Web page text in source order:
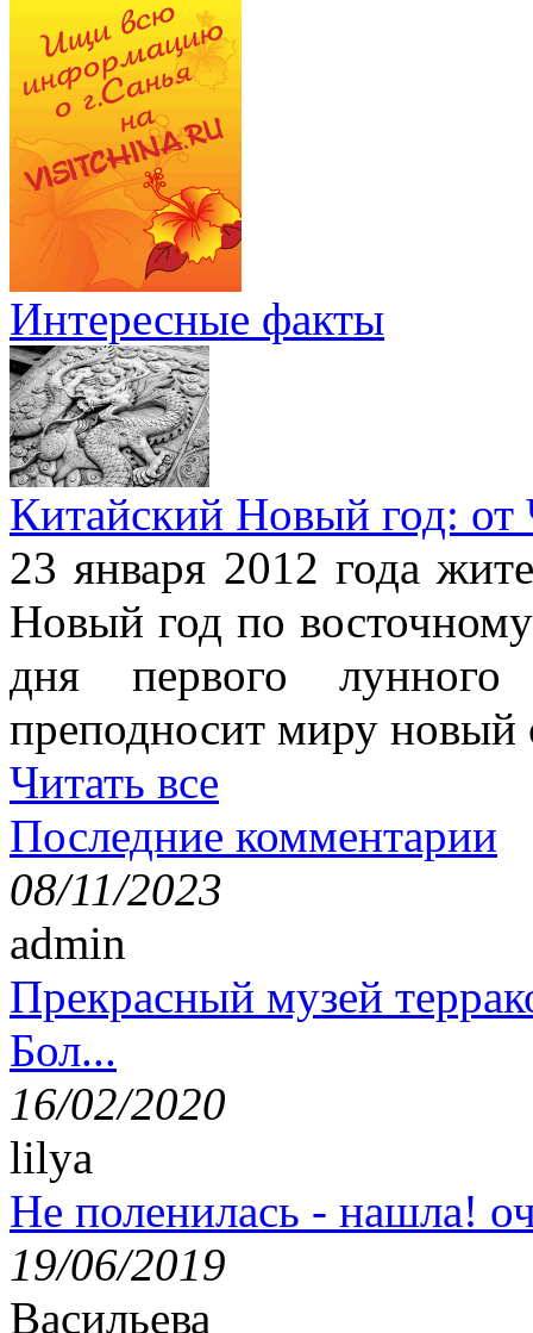
Интересные факты
Китайский Новый год: от
23 января 2012 года
Новый год по
дня первого
преподносит миру новый
Читать все
Последние комментарии
08/11/2023
admin
Прекрасный музей
Бол...
16/02/2020
lilya
Не поленилась - нашла!
19/06/2019
Васильева